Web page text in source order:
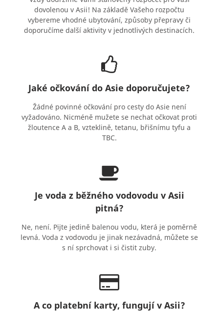
dovolenou v Asii! Na základě Vašeho rozpočtu
vybereme vhodné ubytování, způsoby přepravy či
doporučíme další aktivity v jednotlivých destinacích.
Jaké očkování do Asie doporučujete?
Žádné povinné očkování pro cesty do Asie není
vyžadováno. Nicméně mužete se nechat očkovat proti
žloutence A a B, vzteklině, tetanu, břišnímu tyfu a
TBC.
Je voda z běžného vodovodu v Asii
pitná?
Ne, není. Pijte jedině balenou vodu, která je poměrně
levná. Voda z vodovodu je jinak nezávadná, můžete se
s ní sprchovat i si čistit zuby.
A co platební karty, fungují v Asii?